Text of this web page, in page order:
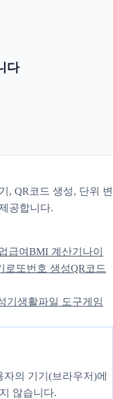
다
, QR코드 생성, 단위 변
공합니다.
급여BMI 계산기 나이
로또번호 생성QR코드
기 생활파일 도구게임
의 기기(브라우저)에
않습니다.